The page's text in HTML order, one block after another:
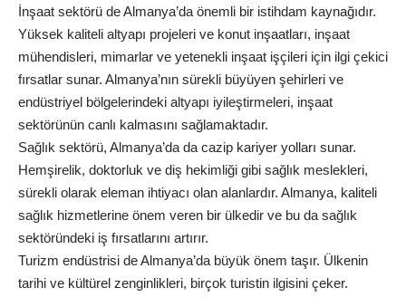
İnşaat sektörü de Almanya’da önemli bir istihdam kaynağıdır.
Yüksek kaliteli altyapı projeleri ve konut inşaatları, inşaat
mühendisleri, mimarlar ve yetenekli inşaat işçileri için ilgi çekici
fırsatlar sunar. Almanya’nın sürekli büyüyen şehirleri ve
endüstriyel bölgelerindeki altyapı iyileştirmeleri, inşaat
sektörünün canlı kalmasını sağlamaktadır.
Sağlık sektörü, Almanya’da da cazip kariyer yolları sunar.
Hemşirelik, doktorluk ve diş hekimliği gibi sağlık meslekleri,
sürekli olarak eleman ihtiyacı olan alanlardır. Almanya, kaliteli
sağlık hizmetlerine önem veren bir ülkedir ve bu da sağlık
sektöründeki iş fırsatlarını artırır.
Turizm endüstrisi de Almanya’da büyük önem taşır. Ülkenin
tarihi ve kültürel zenginlikleri, birçok turistin ilgisini çeker.